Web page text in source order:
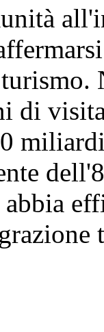
di